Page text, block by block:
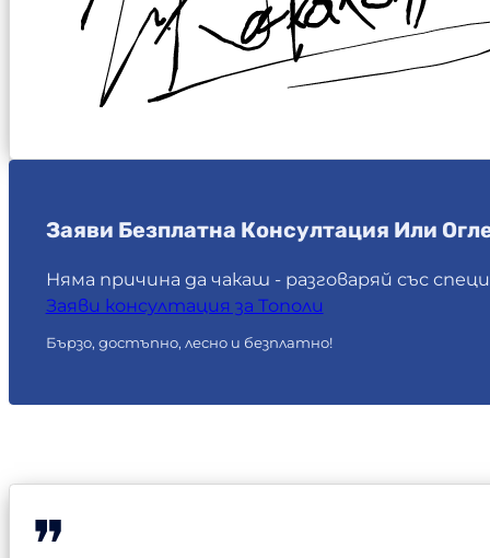
Заяви Безплатна Консултация Или
Няма причина да чакаш - разговаряй със
Заяви консултация за Тополи
Бързо, достъпно, лесно и безплатно!